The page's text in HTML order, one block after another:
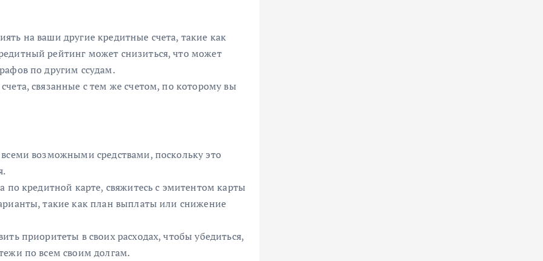
на ваши другие кредитные счета, такие как
рейтинг может снизиться, что может
по другим ссудам.
связанные с тем же счетом, по которому вы
возможными средствами, поскольку это
по кредитной карте, свяжитесь с эмитентом карты
такие как план выплаты или снижение
приоритеты в своих расходах, чтобы убедиться,
по всем своим долгам.